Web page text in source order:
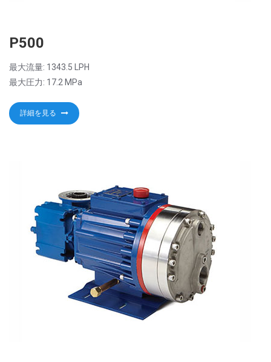
P500
最大流量: 1343.5 LPH
最大圧力: 17.2 MPa
詳細を見る